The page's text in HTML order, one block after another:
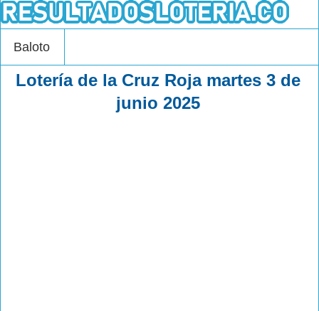
Baloto
Lotería de la Cruz Roja martes 3 de
junio 2025